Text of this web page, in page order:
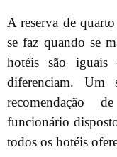
A reserva de
se faz quando se
hotéis são iguais
diferenciam. Um
recomendação
funcionário
todos os hotéis